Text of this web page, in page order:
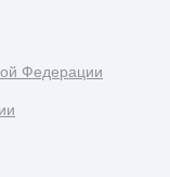
Федерации